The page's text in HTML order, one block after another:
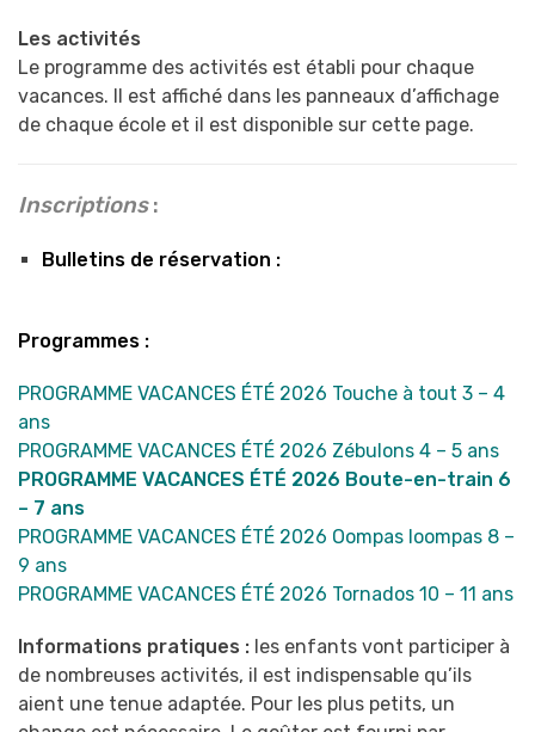
Les activités
Le programme des activités est établi pour chaque
vacances. Il est affiché dans les panneaux d’affichage
de chaque école et il est disponible sur cette page.
Inscriptions:
Bulletins de réservation :
Programmes :
PROGRAMME VACANCES ÉTÉ 2026 Touche à tout 3 – 4
ans
PROGRAMME VACANCES ÉTÉ 2026 Zébulons 4 – 5 ans
PROGRAMME VACANCES ÉTÉ 2026 Boute-en-train 6
– 7 ans
PROGRAMME VACANCES ÉTÉ 2026 Oompas loompas 8 –
9 ans
PROGRAMME VACANCES ÉTÉ 2026 Tornados 10 – 11 ans
Informations pratiques : les enfants vont participer à
de nombreuses activités, il est indispensable qu’ils
aient une tenue adaptée. Pour les plus petits, un